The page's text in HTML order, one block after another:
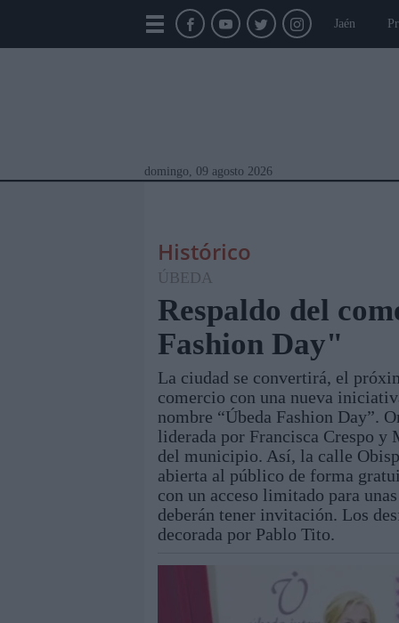
Jaén
domingo, 09 agosto 2026
Módulos Portada Jaén Provincia
Histórico
ÚBEDA
Respaldo del
Fashion Day"
La ciudad se convertirá, el
comercio con una nueva
nombre “Úbeda Fashion Day”.
liderada por Francisca Crespo y
del municipio. Así, la calle
abierta al público de forma
con un acceso limitado para
deberán tener invitación. Los
decorada por Pablo Tito.